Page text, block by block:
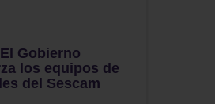
El Gobierno
los equipos de
del Sescam